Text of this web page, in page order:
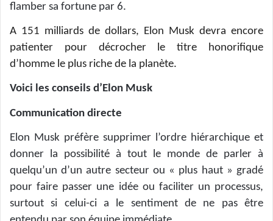
flamber sa fortune par 6.
A 151 milliards de dollars, Elon Musk devra encore
patienter pour décrocher le titre honorifique
d’homme le plus riche de la planète.
Voici les conseils d’Elon Musk
Communication directe
Elon Musk préfère supprimer l’ordre hiérarchique et
donner la possibilité à tout le monde de parler à
quelqu’un d’un autre secteur ou « plus haut » gradé
pour faire passer une idée ou faciliter un processus,
surtout si celui-ci a le sentiment de ne pas être